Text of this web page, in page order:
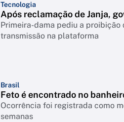
Tecnologia
Após reclamação de Janja,
Primeira-dama pediu a proibição
transmissão na plataforma
Brasil
Feto é encontrado no
Ocorrência foi registrada como
semanas